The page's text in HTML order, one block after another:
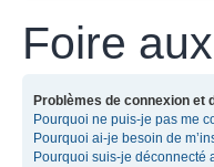
Foire
Problèmes de connexion et
Pourquoi ne puis-je pas me
Pourquoi ai-je besoin de
Pourquoi suis-je déconnecté